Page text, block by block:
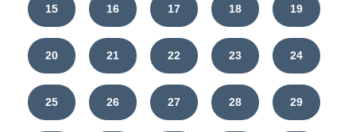
15 16 17 18 19
20 21 22 23 24
25 26 27 28 29